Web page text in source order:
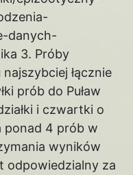
danych-
3. Próby
łącznie
prób do Puław
i czwartki o
ponad 4 prób w
wyników
odpowiedzialny za